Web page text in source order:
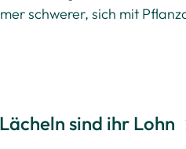
schwerer, sich mit
sind ihr Lohn